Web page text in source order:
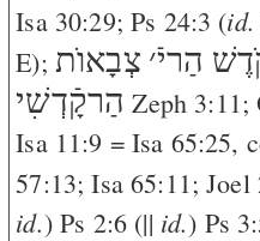
Isa 30:29;Ps 24:3 (id.
E); צְבָאוֺת ׳הַריֿ
הַרקָֿדְשִׁי Zeph 3:11;
Isa 11:9 =Isa 65:25,
57:13;Isa 65:11;Joel
id.)Ps 2:6 (|| id.) Ps